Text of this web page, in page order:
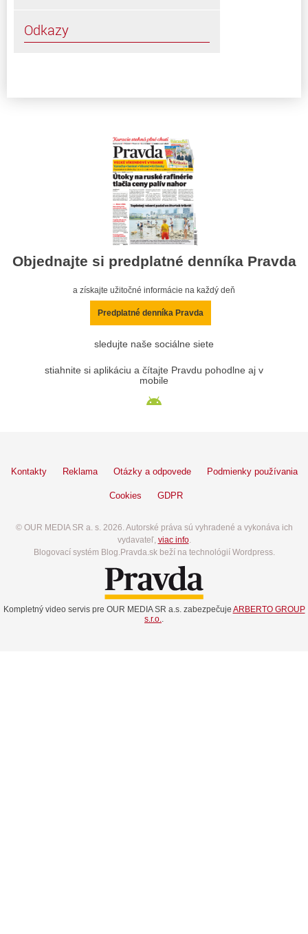
Odkazy
Objednajte si predplatné denníka Pravda
a získajte užitočné informácie na každý deň
Predplatné denníka Pravda
sledujte naše sociálne siete
stiahnite si aplikáciu a čítajte Pravdu pohodlne aj v
mobile
Kontakty Reklama Otázky a odpovede Podmienky používania
Cookies GDPR
© OUR MEDIA SR a. s. 2026. Autorské práva sú vyhradené a vykonáva ich
vydavateľ, viac info.
Blogovací systém Blog.Pravda.sk beží na technológií Wordpress.
Kompletný video servis pre OUR MEDIA SR a.s. zabezpečuje ARBERTO GROUP
s.r.o.